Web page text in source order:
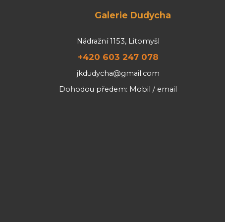
Galerie Dudycha
Nádražní 1153, Litomyšl
+420 603 247 078
jkdudycha@gmail.com
Dohodou předem: Mobil / email